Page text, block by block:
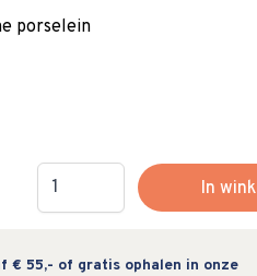
porselein
Hoeveelheid
In
€ 55,- of gratis ophalen in onze